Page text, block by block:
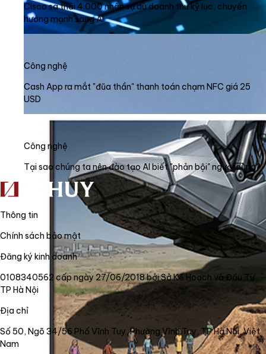
Cisco sa thải 4.000 nhân sự dù doanh thu kỷ lục, chuyển
hướng mạnh sang AI
Công nghệ
Cash App ra mắt "đũa thần" thanh toán chạm NFC giá 25
USD
Công nghệ
Tại sao chúng ta nên đào tạo AI biết "phản bội" người dùng?
Thông tin
Chính sách bảo mật
Đăng ký kinh doanh
0108340562 cấp ngày 27/06/2018 bởi Sở Kế Hoạch và Đầu Tư
TP Hà Nội
Địa chỉ
Số 50, Ngõ 34/56 Phố Vĩnh Tuy, Phường Vĩnh Tuy, TP Hà Nội, Việt
Nam